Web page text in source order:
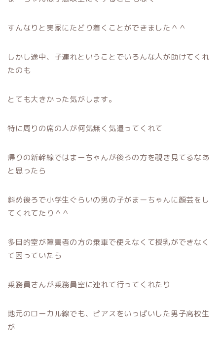
すんなりと実家にたどり着くことができました＾＾
しかし途中、子連れということでいろんな人が助けてくれ
たのも
とても大きかった気がします。
特に周りの席の人が何気無く気遣ってくれて
帰りの新幹線ではまーちゃんが後ろの方を覗き見てるなあ
と思ったら
斜め後ろで小学生ぐらいの男の子がまーちゃんに顔芸をし
てくれてたり＾＾
多目的室が障害者の方の乗車で使えなくて授乳ができなく
て困っていたら
乗務員さんが乗務員室に連れて行ってくれたり
地元のローカル線でも、ピアスをいっぱいした男子高校生
が